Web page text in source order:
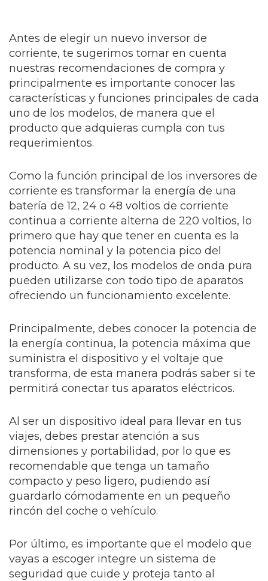
Antes de elegir un nuevo inversor de
corriente, te sugerimos tomar en cuenta
nuestras recomendaciones de compra y
principalmente es importante conocer las
características y funciones principales de cada
uno de los modelos, de manera que el
producto que adquieras cumpla con tus
requerimientos.
Como la función principal de los inversores de
corriente es transformar la energía de una
batería de 12, 24 o 48 voltios de corriente
continua a corriente alterna de 220 voltios, lo
primero que hay que tener en cuenta es la
potencia nominal y la potencia pico del
producto. A su vez, los modelos de onda pura
pueden utilizarse con todo tipo de aparatos
ofreciendo un funcionamiento excelente.
Principalmente, debes conocer la potencia de
la energía continua, la potencia máxima que
suministra el dispositivo y el voltaje que
transforma, de esta manera podrás saber si te
permitirá conectar tus aparatos eléctricos.
Al ser un dispositivo ideal para llevar en tus
viajes, debes prestar atención a sus
dimensiones y portabilidad, por lo que es
recomendable que tenga un tamaño
compacto y peso ligero, pudiendo así
guardarlo cómodamente en un pequeño
rincón del coche o vehículo.
Por último, es importante que el modelo que
vayas a escoger integre un sistema de
seguridad que cuide y proteja tanto al